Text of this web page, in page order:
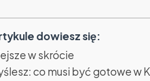
dowiesz się:
w skrócie
co musi być gotowe w